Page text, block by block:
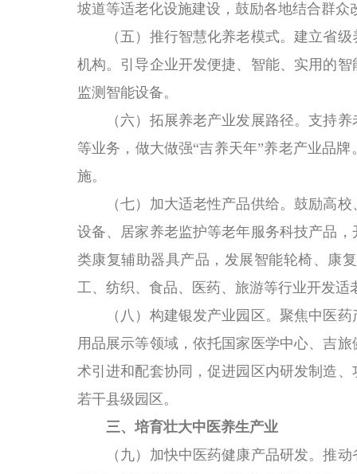
坡道等适老化设施建设，鼓励各地结合群
（五）推行智慧化养老模式。建立省级
机构。引导企业开发便捷、智能、实用的
监测智能设备。
（六）拓展养老产业发展路径。支持养
等业务，做大做强“吉养天年”养老产业品
施。
（七）加大适老性产品供给。鼓励高校
设备、居家养老监护等老年服务科技产品
类康复辅助器具产品，发展智能轮椅、康
工、纺织、食品、医药、旅游等行业开发适
（八）构建银发产业园区。 聚焦中医药
用品展示等领域，依托国家医学中心、吉
术引进和配套协同，促进园区内研发制造
若干县级园区。
三、培育壮大中医养生产业
（九）加快中医药健康产品研发。推动